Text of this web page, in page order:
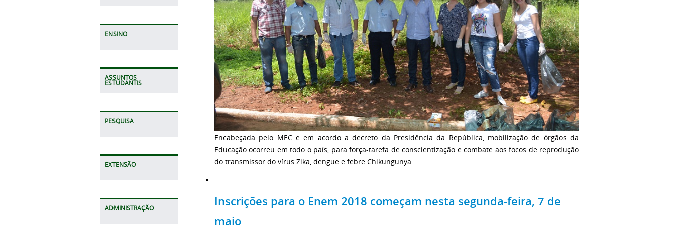
ENSINO
ASSUNTOS
ESTUDANTIS
PESQUISA
EXTENSÃO
ADMINISTRAÇÃO
Encabeçada pelo MEC e em acordo a decreto da Presidência da República, mobilização de órgãos da
Educação ocorreu em todo o país, para força-tarefa de conscientização e combate aos focos de reprodução
do transmissor do vírus Zika, dengue e febre Chikungunya
Inscrições para o Enem 2018 começam nesta segunda-feira, 7 de
maio